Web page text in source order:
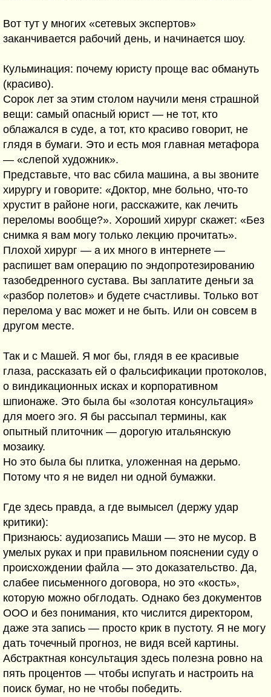
Вот тут у многих «сетевых экспертов»
заканчивается рабочий день, и начинается шоу.
Кульминация: почему юристу проще вас обмануть
(красиво).
Сорок лет за этим столом научили меня страшной
вещи: самый опасный юрист — не тот, кто
облажался в суде, а тот, кто красиво говорит, не
глядя в бумаги. Это и есть моя главная метафора
— «слепой художник».
Представьте, что вас сбила машина, а вы звоните
хирургу и говорите: «Доктор, мне больно, что-то
хрустит в районе ноги, расскажите, как лечить
переломы вообще?». Хороший хирург скажет: «Без
снимка я вам могу только лекцию прочитать».
Плохой хирург — а их много в интернете —
распишет вам операцию по эндопротезированию
тазобедренного сустава. Вы заплатите деньги за
«разбор полетов» и будете счастливы. Только вот
перелома у вас может и не быть. Или он совсем в
другом месте.
Так и с Машей. Я мог бы, глядя в ее красивые
глаза, рассказать ей о фальсификации протоколов,
о виндикационных исках и корпоративном
шпионаже. Это была бы «золотая консультация»
для моего эго. Я бы рассыпал термины, как
опытный плиточник — дорогую итальянскую
мозаику.
Но это была бы плитка, уложенная на дерьмо.
Потому что я не видел ни одной бумажки.
Где здесь правда, а где вымысел (держу удар
критики):
Признаюсь: аудиозапись Маши — это не мусор. В
умелых руках и при правильном пояснении суду о
происхождении файла — это доказательство. Да,
слабее письменного договора, но это «кость»,
которую можно обглодать. Однако без документов
ООО и без понимания, кто числится директором,
даже эта запись — просто крик в пустоту. Я не могу
дать точечный прогноз, не видя всей картины.
Абстрактная консультация здесь полезна ровно на
пять процентов — чтобы испугать и настроить на
поиск бумаг, но не чтобы победить.